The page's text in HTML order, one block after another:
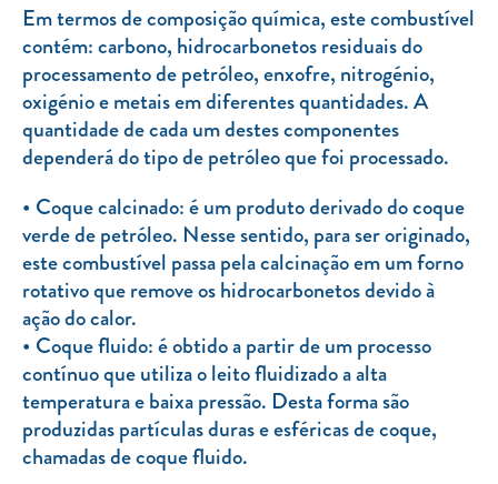
Em termos de composição química, este combustível
contém: carbono, hidrocarbonetos residuais do
processamento de petróleo, enxofre, nitrogénio,
oxigénio e metais em diferentes quantidades. A
quantidade de cada um destes componentes
dependerá do tipo de petróleo que foi processado.
Coque calcinado: é um produto derivado do coque
verde de petróleo. Nesse sentido, para ser originado,
este combustível passa pela calcinação em um forno
rotativo que remove os hidrocarbonetos devido à
ação do calor.
Coque fluido: é obtido a partir de um processo
contínuo que utiliza o leito fluidizado a alta
temperatura e baixa pressão. Desta forma são
produzidas partículas duras e esféricas de coque,
chamadas de coque fluido.